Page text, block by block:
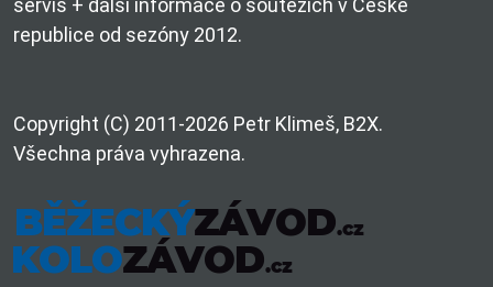
servis + další informace o soutěžích v České
republice od sezóny 2012.
Copyright (C) 2011-2026 Petr Klimeš, B2X.
Všechna práva vyhrazena.